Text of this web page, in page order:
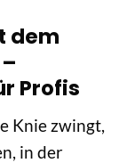
dem
Profis
Knie zwingt,
in der